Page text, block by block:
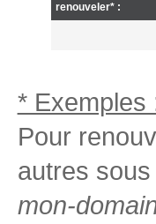
renouveler* :
* Exemples
Pour
autres
mon-